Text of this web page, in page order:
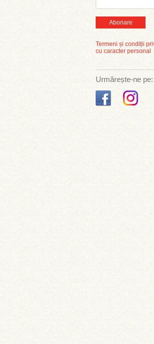
Abonare
Termeni și condiții
cu caracter personal
Urmărește-ne pe: